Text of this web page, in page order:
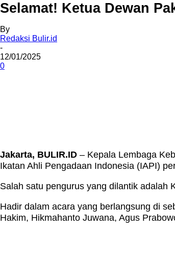
Selamat! Ketua Dewan
By
Redaksi Bulir.id
-
12/01/2025
0
Jakarta, BULIR.ID – Kepala Lembaga
Ikatan Ahli Pengadaan Indonesia (IAPI)
Salah satu pengurus yang dilantik adalah
Hadir dalam acara yang berlangsung di
Hakim, Hikmahanto Juwana, Agus